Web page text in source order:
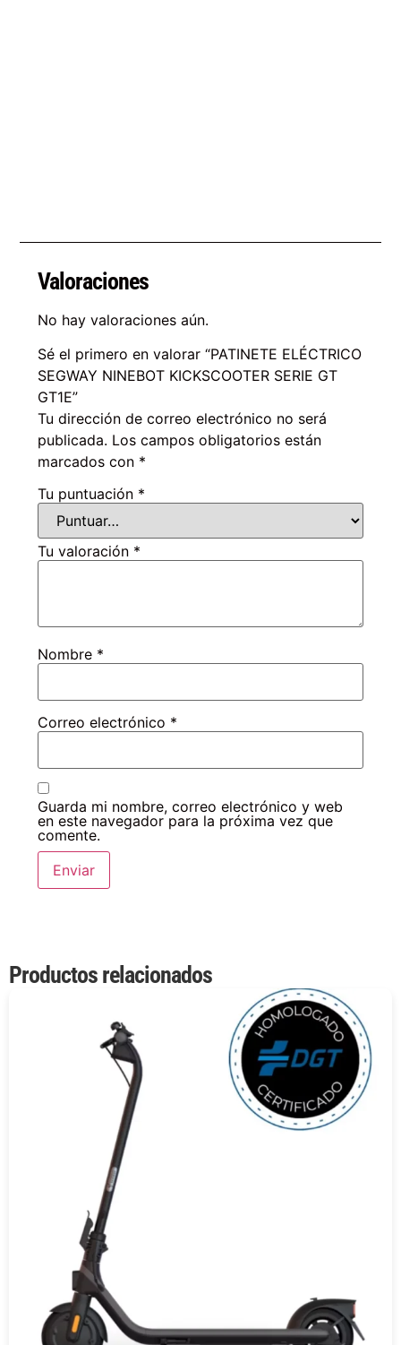
Valoraciones
No hay valoraciones aún.
Sé el primero en valorar “PATINETE ELÉCTRICO
SEGWAY NINEBOT KICKSCOOTER SERIE GT
GT1E”
Tu dirección de correo electrónico no será
publicada. Los campos obligatorios están
marcados con *
Tu puntuación *
Tu valoración *
Nombre *
Correo electrónico *
Guarda mi nombre, correo electrónico y web
en este navegador para la próxima vez que
comente.
Productos relacionados